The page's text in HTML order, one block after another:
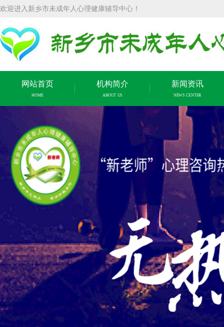
欢迎进入新乡市未成年人心理健康辅导中心！
网站首页
HOME
机构简介
ABOUT US
新闻资讯
NEWS CENTER